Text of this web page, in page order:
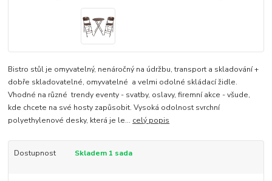
Bistro stůl je omyvatelný, nenáročný na údržbu, transport a skladování +
dobře skladovatelné, omyvatelné a velmi odolné skládací židle.
Vhodné na různé trendy eventy - svatby, oslavy, firemní akce - všude,
kde chcete na své hosty zapůsobit. Vysoká odolnost svrchní
polyethylenové desky, která je le... celý popis
Dostupnost Skladem 1 sada